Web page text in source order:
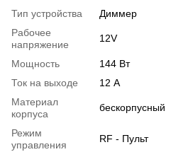
Тип устройства
Диммер
Рабочее
напряжение
12V
Мощность
144 Вт
Ток на выходе
12 А
Материал
корпуса
бескорпусный
Режим
управления
RF - Пульт